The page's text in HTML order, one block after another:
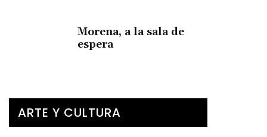
Morena, a la sala de
espera
ARTE Y CULTURA